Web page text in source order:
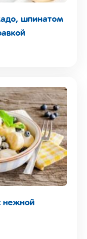
шпинатом
нежной